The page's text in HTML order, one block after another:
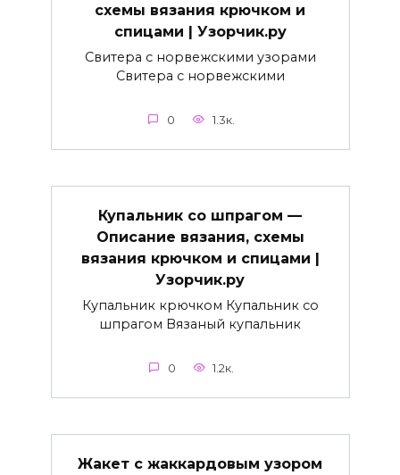
схемы вязания крючком и
спицами | Узорчик.ру
Свитера с норвежскими узорами
Свитера с норвежскими
0 1.3к.
Купальник со шпрагом —
Описание вязания, схемы
вязания крючком и спицами |
Узорчик.ру
Купальник крючком Купальник со
шпрагом Вязаный купальник
0 1.2к.
Жакет с жаккардовым узором